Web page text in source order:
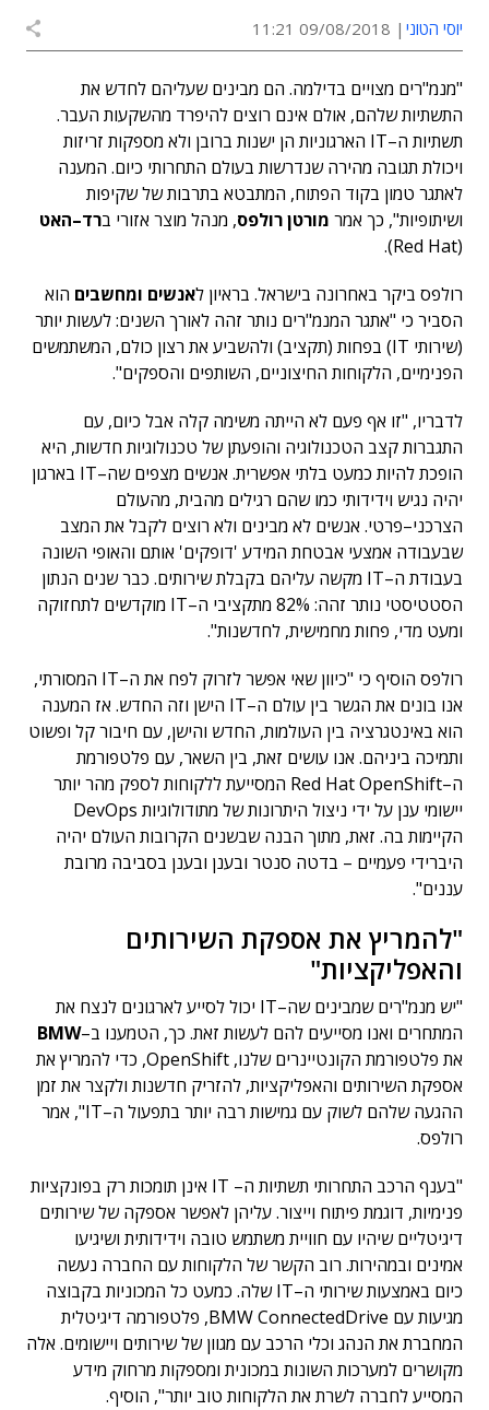
יוסי הטוני 09/08/2018 11:21
"מנמ"רים מצויים בדילמה. הם מבינים שעליהם לחדש את
התשתיות שלהם, אולם אינם רוצים להיפרד מהשקעות העבר.
תשתיות ה–
IT הארגוניות הן ישנות ברובן ולא מספקות זריזות
ויכולת תגובה מהירה שנדרשות בעולם התחרותי כיום. המענה
לאתגר טמון בקוד הפתוח, המתבטא בתרבות של שקיפות
ושיתופיות", כך אמר מורטן רולפס, מנהל מוצר אזורי ברד–האט
(
Red Hat).
רולפס ביקר באחרונה בישראל. בראיון לאנשים ומחשבים הוא
הסביר כי "אתגר המנמ"רים נותר זהה לאורך השנים:לעשות יותר
(שירותי IT) בפחות (תקציב) ולהשביע את רצון כולם, המשתמשים
הפנימיים, הלקוחות החיצוניים, השותפים והספקים".
לדבריו, "זו אף פעם לא הייתה משימה קלה אבל כיום, עם
התגברות קצב הטכנולוגיה והופעתן של טכנולוגיות חדשות, היא
הופכת להיות כמעט בלתי אפשרית. אנשים מצפים שה–
IT בארגון
יהיה נגיש וידידותי כמו שהם רגילים מהבית, מהעולם
הצרכני–פרטי. אנשים לא מבינים ולא רוצים לקבל את המצב
שבעבודה אמצעי אבטחת המידע 'דופקים' אותם והאופי השונה
בעבודת ה–
IT מקשה עליהם בקבלת שירותים. כבר שנים הנתון
הסטטיסטי נותר זהה: 82% מתקציבי ה–
IT מוקדשים לתחזוקה
ומעט מדי, פחות מחמישית, לחדשנות".
רולפס הוסיף כי "כיוון שאי אפשר לזרוק לפח את ה–
IT המסורתי,
אנו בונים את הגשר בין עולם ה–
IT הישן וזה החדש. אז המענה
הוא באינטגרציה בין העולמות, החדש והישן, עם חיבור קל ופשוט
ותמיכה ביניהם. אנו עושים זאת, בין השאר, עם פלטפורמת
ה–
Red Hat OpenShift המסייעת ללקוחות לספק מהר יותר
יישומי ענן על ידי ניצול היתרונות של מתודולוגיות DevOps
הקיימות בה. זאת, מתוך הבנה שבשנים הקרובות העולם יהיה
היברידי פעמיים – בדטה סנטר ובענן ובענן בסביבה מרובת
עננים".
"להמריץ את אספקת השירותים
והאפליקציות"
"יש מנמ"רים שמבינים שה–
IT יכול לסייע לארגונים לנצח את
המתחרים ואנו מסייעים להם לעשות זאת. כך, הטמענו ב–
BMW
את פלטפורמת הקונטיינרים שלנו,
OpenShift
, כדי להמריץ את
אספקת השירותים והאפליקציות, להזריק חדשנות ולקצר את זמן
ההגעה שלהם לשוק עם גמישות רבה יותר בתפעול ה–
IT
", אמר
רולפס.
"בענף הרכב התחרותי תשתיות ה–
IT אינן תומכות רק בפונקציות
פנימיות, דוגמת פיתוח וייצור.עליהן לאפשר אספקה של שירותים
דיגיטליים שיהיו עם חוויית משתמש טובה וידידותית ושיגיעו
אמינים ובמהירות. רוב הקשר של הלקוחות עם החברה נעשה
כיום באמצעות שירותי ה–
ITשלה. כמעט כל המכוניות בקבוצה
מגיעות עם BMW ConnectedDrive, פלטפורמה דיגיטלית
המחברת את הנהג וכלי הרכב עם מגוון של שירותים ויישומים. אלה
מקושרים למערכות השונות במכונית ומספקות מרחוק מידע
המסייע לחברה לשרת את הלקוחות טוב יותר"
, הוסיף.